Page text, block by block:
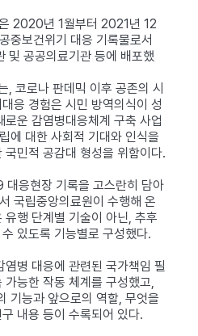
2020년 1월부터 2021년 12
중보건위기 대응 기록물로서
및 공공의료기관 등에 배포했
, 코로나 판데믹 이후 공존의 시
응 경험은 시민 방역의식이 성
운 감염병대응체계 구축 사업
에 대한 사회적 기대와 인식을
민적 공감대 형성을 위함이다.
대응현장 기록을 고스란히 담아
국립중앙의료원이 수행해 온
행 단계별 기술이 아닌, 추후
있도록 기능별로 구성했다.
병 대응에 관련된 국가책임 필
능한 작동 체계를 구성했고,
기능과 앞으로의 역할, 무엇을
내용 등이 수록되어 있다.